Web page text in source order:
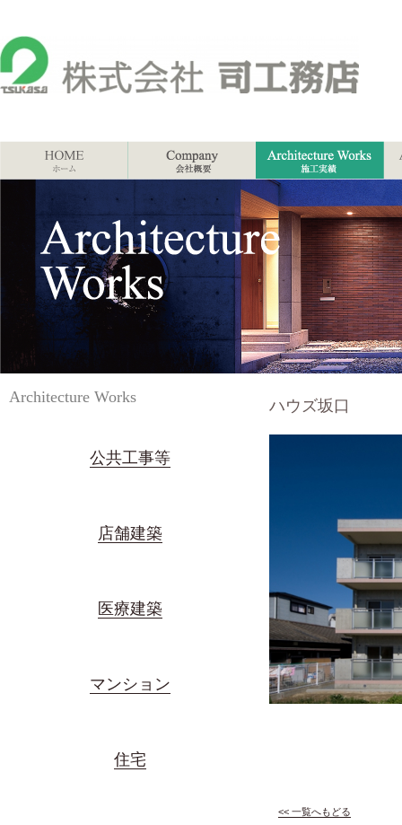
ハウズ坂口
<< 一覧へもどる
Architecture Works
公共工事等
店舗建築
医療建築
マンション
住宅